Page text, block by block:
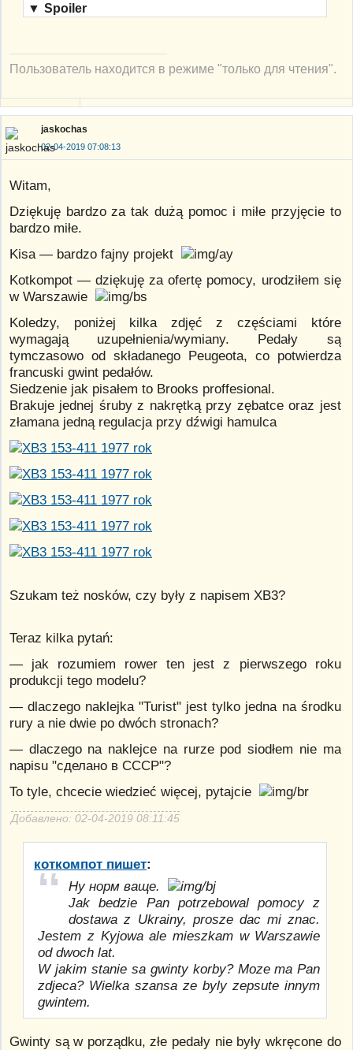
▼ Spoiler
Пользователь находится в режиме "только для чтения".
jaskochas
02-04-2019 07:08:13
Witam,
Dziękuję bardzo za tak dużą pomoc i miłe przyjęcie to
bardzo miłe.
Kisa — bardzo fajny projekt
Kotkompot — dziękuję za ofertę pomocy, urodziłem się
w Warszawie
Koledzy, poniżej kilka zdjęć z częściami które
wymagają uzupełnienia/wymiany. Pedały są
tymczasowo od składanego Peugeota, co potwierdza
francuski gwint pedałów.
Siedzenie jak pisałem to Brooks proffesional.
Brakuje jednej śruby z nakrętką przy zębatce oraz jest
złamana jedną regulacja przy dźwigi hamulca
Szukam też nosków, czy były z napisem XB3?
Teraz kilka pytań:
— jak rozumiem rower ten jest z pierwszego roku
produkcji tego modelu?
— dlaczego naklejka "Turist" jest tylko jedna na środku
rury a nie dwie po dwóch stronach?
— dlaczego na naklejce na rurze pod siodłem nie ma
napisu "сделано в СССР"?
To tyle, chcecie wiedzieć więcej, pytajcie
Добавлено: 02-04-2019 08:11:45
коткомпот пишет:
Ну норм ваще.
Jak bedzie Pan potrzebowal pomocy z
dostawa z Ukrainy, prosze dac mi znac.
Jestem z Kyjowa ale mieszkam w Warszawie
od dwoch lat.
W jakim stanie sa gwinty korby? Moze ma Pan
zdjeca? Wielka szansa ze byly zepsute innym
gwintem.
Gwinty są w porządku, złe pedały nie były wkręcone do